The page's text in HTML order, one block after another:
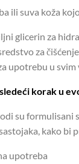
ili suva koža
glicerin za
za
upotrebu u
korak u
su formulisani
kako bi
upotreba